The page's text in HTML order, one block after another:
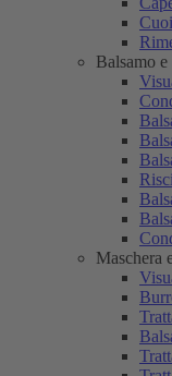
Balsamo
Maschera